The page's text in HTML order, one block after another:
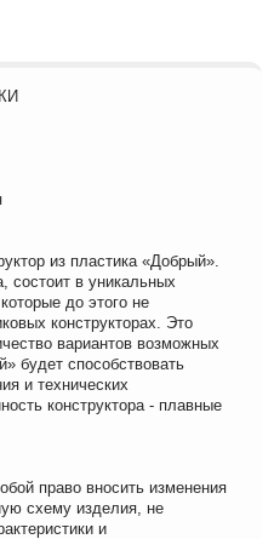
из пластика «Добрый».
состоит в уникальных
до этого не
конструкторах. Это
вариантов возможных
будет способствовать
и технических
конструктора - плавные
право вносить изменения
схему изделия, не
и